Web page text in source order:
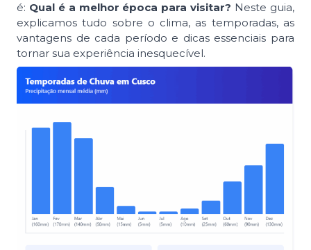
é: Qual é a melhor época para visitar? Neste guia,
explicamos tudo sobre o clima, as temporadas, as
vantagens de cada período e dicas essenciais para
tornar sua experiência inesquecível.